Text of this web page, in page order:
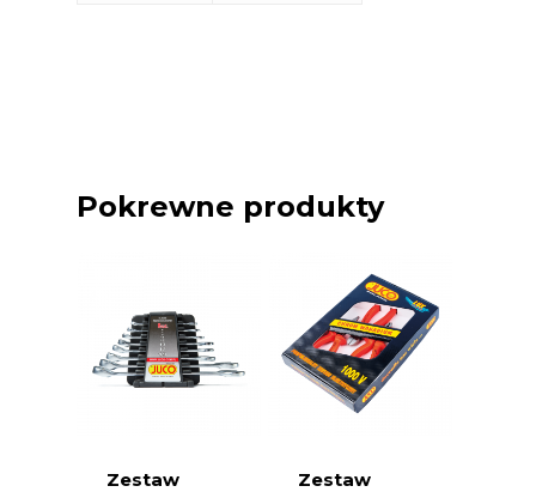
Pokrewne produkty
Zestaw
Zestaw